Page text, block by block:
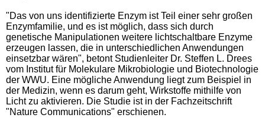
"Das von uns identifizierte Enzym ist Teil einer sehr großen
Enzymfamilie, und es ist möglich, dass sich durch
genetische Manipulationen weitere lichtschaltbare Enzyme
erzeugen lassen, die in unterschiedlichen Anwendungen
einsetzbar wären", betont Studienleiter Dr. Steffen L. Drees
vom Institut für Molekulare Mikrobiologie und Biotechnologie
der WWU. Eine mögliche Anwendung liegt zum Beispiel in
der Medizin, wenn es darum geht, Wirkstoffe mithilfe von
Licht zu aktivieren. Die Studie ist in der Fachzeitschrift
"Nature Communications" erschienen.